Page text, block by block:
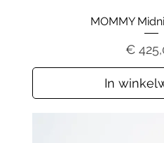
MOMMY
Prijs
€
In